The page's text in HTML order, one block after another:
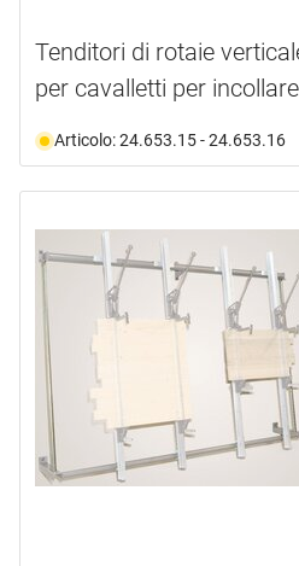
Tenditori di rotaie
per cavalletti per incollare
Articolo: 24.653.15 - 24.653.16